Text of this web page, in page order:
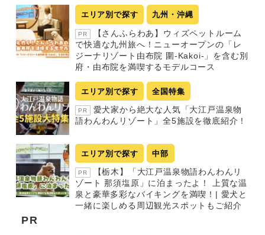
エリア別で探す 九州・沖縄
PR
【さんふらわあ】ウィズペットルーム
で快適な九州旅へ！ニューオープンの「レ
ジーナリゾート由布院 圍-Kakoi-」を含む別
府・由布院を満喫するモデルコース
エリア別で探す 全国特集
PR
愛犬家から絶大な人気「大江戸温泉物
語わんわんリゾート」全5施設を徹底紹介！
エリア別で探す 中部
PR
【栃木】「大江戸温泉物語わんわんリ
ゾート 那須塩原」に泊まったよ！ 上質な温
泉と豪華多彩なバイキングを満喫！| 愛犬と
一緒に楽しめる周辺観光スポットもご紹介
PR